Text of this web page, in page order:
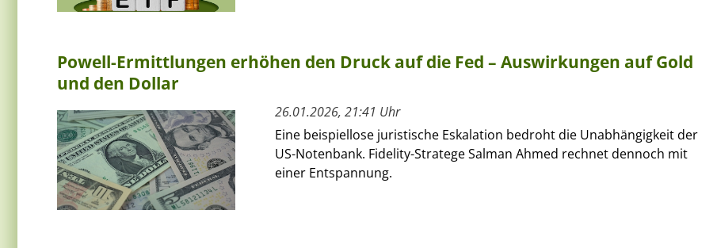
Powell-Ermittlungen erhöhen den Druck auf die Fed – Auswirkungen auf Gold
und den Dollar
26.01.2026, 21:41 Uhr
Eine beispiellose juristische Eskalation bedroht die Unabhängigkeit der
US-Notenbank. Fidelity-Stratege Salman Ahmed rechnet dennoch mit
einer Entspannung.